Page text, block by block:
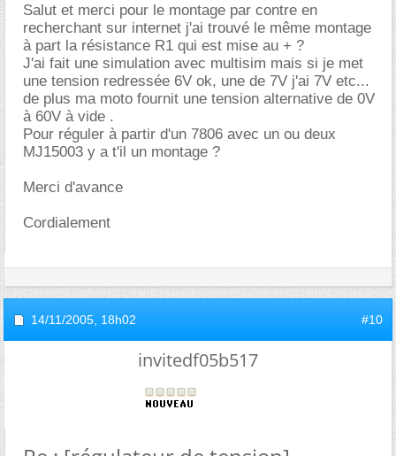
Salut et merci pour le montage par contre en
recherchant sur internet j'ai trouvé le même montage
à part la résistance R1 qui est mise au + ?
J'ai fait une simulation avec multisim mais si je met
une tension redressée 6V ok, une de 7V j'ai 7V etc...
de plus ma moto fournit une tension alternative de 0V
à 60V à vide .
Pour réguler à partir d'un 7806 avec un ou deux
MJ15003 y a t'il un montage ?
Merci d'avance
Cordialement
14/11/2005, 18h02 #10
invitedf05b517